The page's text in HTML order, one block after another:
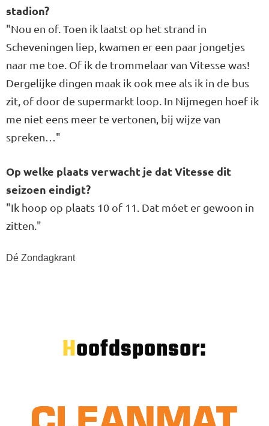
stadion?
"Nou en of. Toen ik laatst op het strand in
Scheveningen liep, kwamen er een paar jongetjes
naar me toe. Of ik de trommelaar van Vitesse was!
Dergelijke dingen maak ik ook mee als ik in de bus
zit, of door de supermarkt loop. In Nijmegen hoef ik
me niet eens meer te vertonen, bij wijze van
spreken…"
Op welke plaats verwacht je dat Vitesse dit
seizoen eindigt?
"Ik hoop op plaats 10 of 11. Dat móet er gewoon in
zitten."
Dé Zondagkrant
Hoofdsponsor: